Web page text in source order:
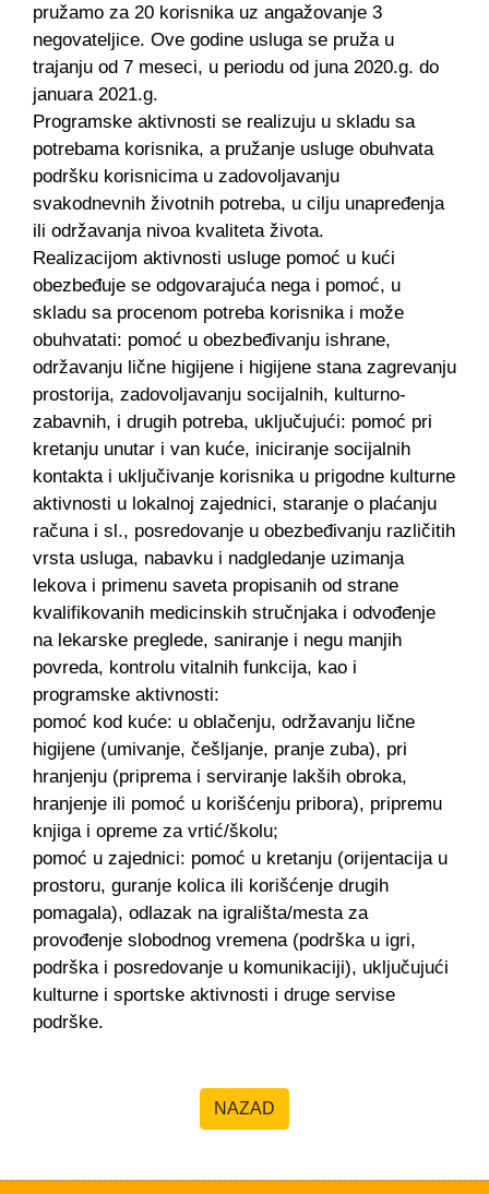
pružamo za 20 korisnika uz angažovanje 3
negovateljice. Ove godine usluga se pruža u
trajanju od 7 meseci, u periodu od juna 2020.g. do
januara 2021.g.
Programske aktivnosti se realizuju u skladu sa
potrebama korisnika, a pružanje usluge obuhvata
podršku korisnicima u zadovoljavanju
svakodnevnih životnih potreba, u cilju unapređenja
ili održavanja nivoa kvaliteta života.
Realizacijom aktivnosti usluge pomoć u kući
obezbeđuje se odgovarajuća nega i pomoć, u
skladu sa procenom potreba korisnika i može
obuhvatati: pomoć u obezbeđivanju ishrane,
održavanju lične higijene i higijene stana zagrevanju
prostorija, zadovoljavanju socijalnih, kulturno-
zabavnih, i drugih potreba, uključujući: pomoć pri
kretanju unutar i van kuće, iniciranje socijalnih
kontakta i uključivanje korisnika u prigodne kulturne
aktivnosti u lokalnoj zajednici, staranje o plaćanju
računa i sl., posredovanje u obezbeđivanju različitih
vrsta usluga, nabavku i nadgledanje uzimanja
lekova i primenu saveta propisanih od strane
kvalifikovanih medicinskih stručnjaka i odvođenje
na lekarske preglede, saniranje i negu manjih
povreda, kontrolu vitalnih funkcija, kao i
programske aktivnosti:
pomoć kod kuće: u oblačenju, održavanju lične
higijene (umivanje, češljanje, pranje zuba), pri
hranjenju (priprema i serviranje lakših obroka,
hranjenje ili pomoć u korišćenju pribora), pripremu
knjiga i opreme za vrtić/školu;
pomoć u zajednici: pomoć u kretanju (orijentacija u
prostoru, guranje kolica ili korišćenje drugih
pomagala), odlazak na igrališta/mesta za
provođenje slobodnog vremena (podrška u igri,
podrška i posredovanje u komunikaciji), uključujući
kulturne i sportske aktivnosti i druge servise
podrške.
NAZAD